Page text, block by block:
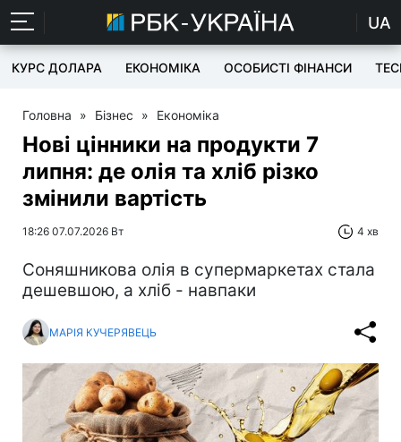
UA
КУРС ДОЛАРА ЕКОНОМІКА ОСОБИСТІ ФІНАНСИ
Головна » Бізнес » Економіка
Нові цінники на продукти 7
липня: де олія та хліб різко
змінили вартість
18:26 07.07.2026 Вт 4 хв
Соняшникова олія в супермаркетах стала
дешевшою, а хліб - навпаки
МАРІЯ КУЧЕРЯВЕЦЬ